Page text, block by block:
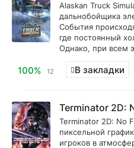
Alaskan Truck
дальнобойщика
События
где постоянный
Однако, при всем
100% 12 В закладки
Terminator 2D:
Terminator 2D: No
пиксельной
игроков в